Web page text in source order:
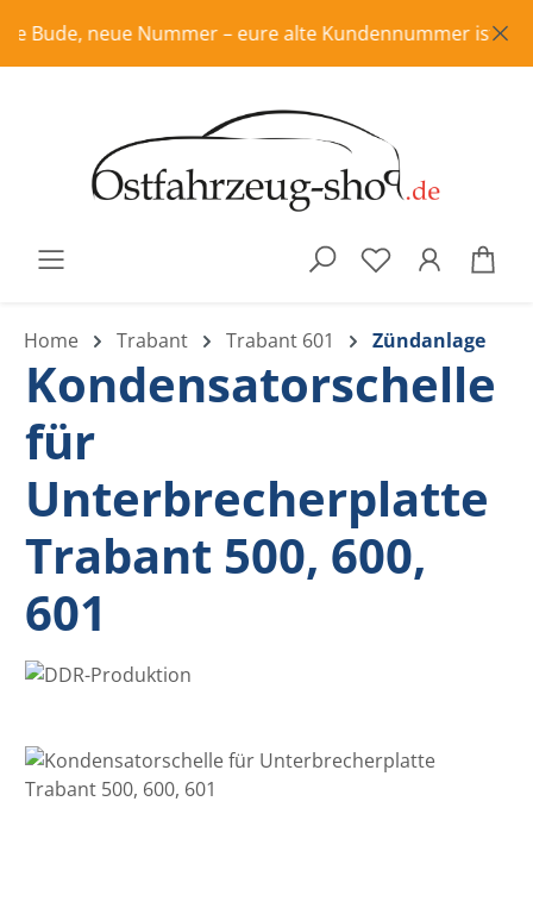
Zum Hauptinhalt springen
Bude, neue Nummer – eure alte Kundennummer ist in
Home Trabant Trabant 601 Zündanlage
Kondensatorschelle
für
Unterbrecherplatte
Trabant 500, 600,
601
Bildergalerie überspringen